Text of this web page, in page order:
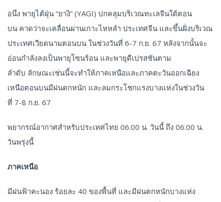
อนึ่ง พายุไต้ฝุ่น “ยางิ” (YAGI) ปกคลุมบริเวณทะเลจีนใต้ตอน
บน คาดว่าจะเคลื่อนผ่านเกาะไหหลำ ประเทศจีน และขึ้นฝั่งบริเวณ
ประเทศเวียดนามตอนบน ในช่วงวันที่ 6-7 ก.ย. 67 หลังจากนั้นจะ
อ่อนกำลังลงเป็นพายุโซนร้อน และพายุดีเปรสชันตาม
ลำดับ ลักษณะเช่นนี้จะทำให้ภาคเหนือและภาคตะวันออกเฉียง
เหนือตอนบนมีฝนตกหนัก และลมกระโชกแรงบางแห่งในช่วงวัน
ที่ 7-8 ก.ย. 67
พยากรณ์อากาศสำหรับประเทศไทย 06.00 น. วันนี้ ถึง 06.00 น.
วันพรุ่งนี้
ภาคเหนือ
มีฝนฟ้าคะนอง ร้อยละ 40 ของพื้นที่ และมีฝนตกหนักบางแห่ง